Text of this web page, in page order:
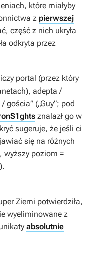
które miałyby
z pierwszej
część z nich ukryła
odkryta przez
portal (przez który
adepta /
gościa” („Guy”; pod
znalazł go w
sugeruje, że jeśli ci
się na różnych
wyższy poziom =
Ziemi potwierdziła,
wyeliminowane z
absolutnie